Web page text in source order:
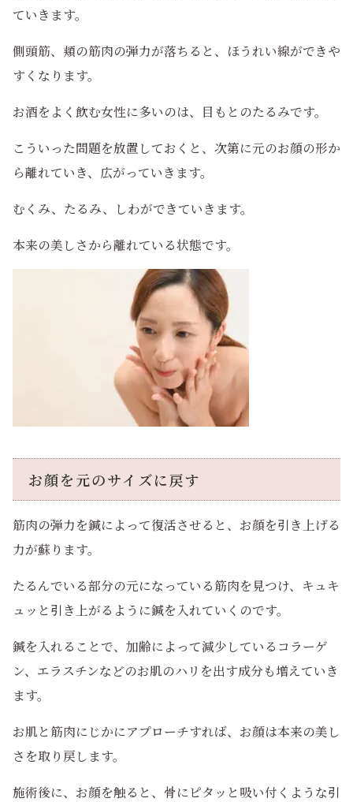
ていきます。
側頭筋、頬の筋肉の弾力が落ちると、ほうれい線ができや
すくなります。
お酒をよく飲む女性に多いのは、目もとのたるみです。
こういった問題を放置しておくと、次第に元のお顔の形か
ら離れていき、広がっていきます。
むくみ、たるみ、しわができていきます。
本来の美しさから離れている状態です。
お顔を元のサイズに戻す
筋肉の弾力を鍼によって復活させると、お顔を引き上げる
力が蘇ります。
たるんでいる部分の元になっている筋肉を見つけ、キュキ
ュッと引き上がるように鍼を入れていくのです。
鍼を入れることで、加齢によって減少しているコラーゲ
ン、エラスチンなどのお肌のハリを出す成分も増えていき
ます。
お肌と筋肉にじかにアプローチすれば、お顔は本来の美し
さを取り戻します。
施術後に、お顔を触ると、骨にピタッと吸い付くような引